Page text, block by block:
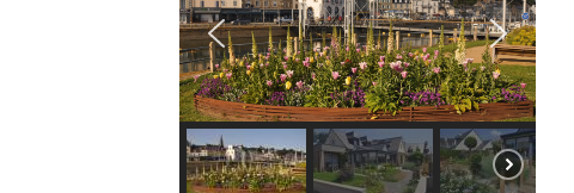
KER EMBELLIE